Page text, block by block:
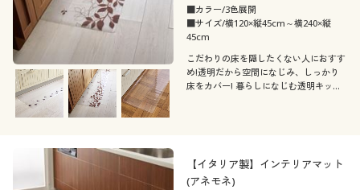
■カラー/3色展開
■サイズ/横120×縦45cm～横240×縦
45cm
こだわりの床を隠したくない人におすす
め!透明だから空間になじみ、しっかり
床をカバー! 暮らしになじむ透明キッチ
【イタリア製】インテリアマット
(アネモネ)